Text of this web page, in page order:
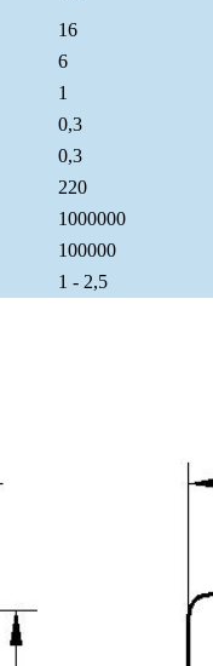
16
6
1
0,3
0,3
220
1000000
100000
1 - 2,5